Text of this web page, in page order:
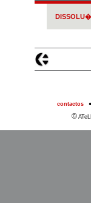
contactos ●
©